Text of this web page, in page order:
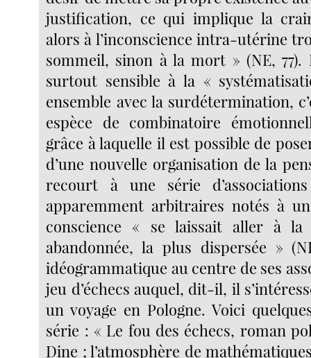
justification, ce qui implique la
alors à l’inconscience intra-utérine
sommeil, sinon à la mort » (NE, 77).
surtout sensible à la «
ensemble avec la surdétermination,
espèce de combinatoire
grâce à laquelle il est possible de
d’une nouvelle organisation de la
recourt à une série
apparemment arbitraires notés à
conscience « se laissait aller à
abandonnée, la plus dispersée »
idéogrammatique au centre de ses
jeu d’échecs auquel, dit-il, il
un voyage en Pologne. Voici
série : « Le fou des échecs, roman
Dine ; l’atmosphère de